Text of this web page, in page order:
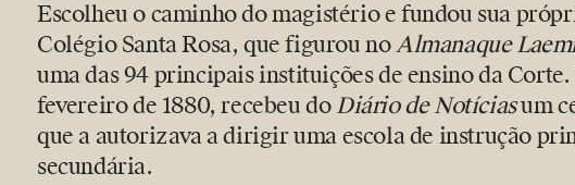
Escolheu o caminho do magistério e fundou sua
Colégio Santa Rosa, que figurou noAlmanaque
uma das 94 principais instituições de ensino da Corte.
fevereiro de 1880, recebeu doDiário de Notíciasum
que a autorizava a dirigir uma escola de instrução
secundária.